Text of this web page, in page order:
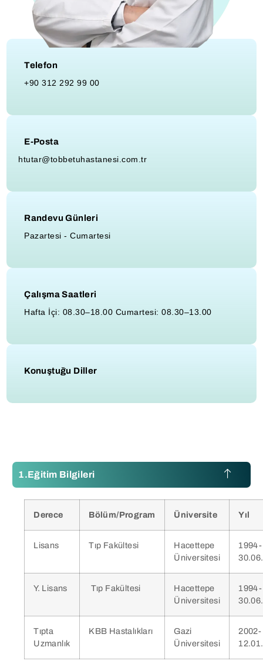
Telefon
+90 312 292 99 00
E-Posta
htutar@tobbetuhastanesi.com.tr
Randevu Günleri
Pazartesi - Cumartesi
Çalışma Saatleri
Hafta İçi: 08.30–18.00 Cumartesi: 08.30–13.00
Konuştuğu Diller
Eğitim Bilgileri
Derece Bölüm/Program Üniversite Yıl
Lisans Tıp Fakültesi
Hacettepe
Üniversitesi
1994-
Y. Lisans Tıp Fakültesi
Hacettepe
Üniversitesi
1994-
Tıpta
Uzmanlık
KBB Hastalıkları
Gazi
Üniversitesi
2002-